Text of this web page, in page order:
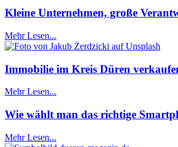
Kleine Unternehmen, große
Mehr Lesen...
Immobilie im Kreis Düren
Mehr Lesen...
Wie wählt man das richtige
Mehr Lesen...